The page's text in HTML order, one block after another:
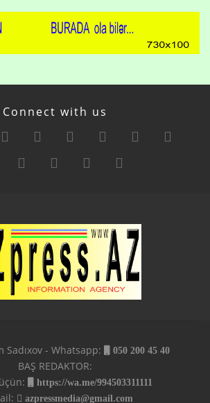
Connect with us
Sadıxov - Whatsapp: 050 200 45 40
BAŞ REDAKTOR:
https://wa.me/994503311111
azpressmedia@gmail.com